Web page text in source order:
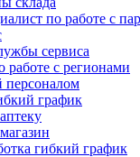
по работе с
сервиса
работе с регионами
график
гибкий график